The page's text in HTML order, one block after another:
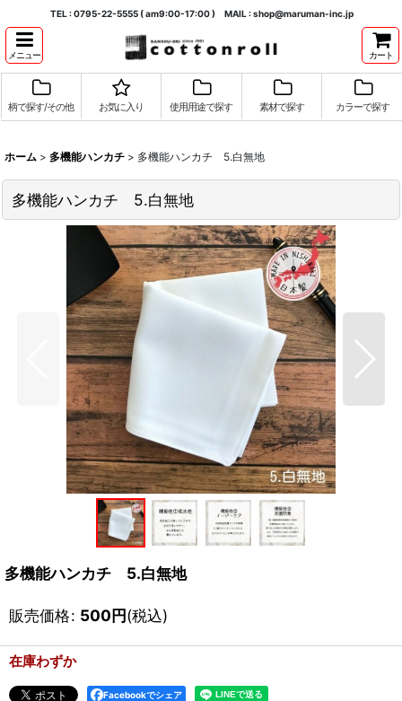
TEL : 0795-22-5555 ( am9:00-17:00 ) MAIL : shop@maruman-inc.jp
メニュー カート
柄で探す/その他 お気に入り 使用用途で探す 素材で探す カラーで探す
ホーム > 多機能ハンカチ > 多機能ハンカチ 5.白無地
多機能ハンカチ 5.白無地
多機能ハンカチ 5.白無地
販売価格: 500円(税込)
在庫わずか
Facebookでシェア